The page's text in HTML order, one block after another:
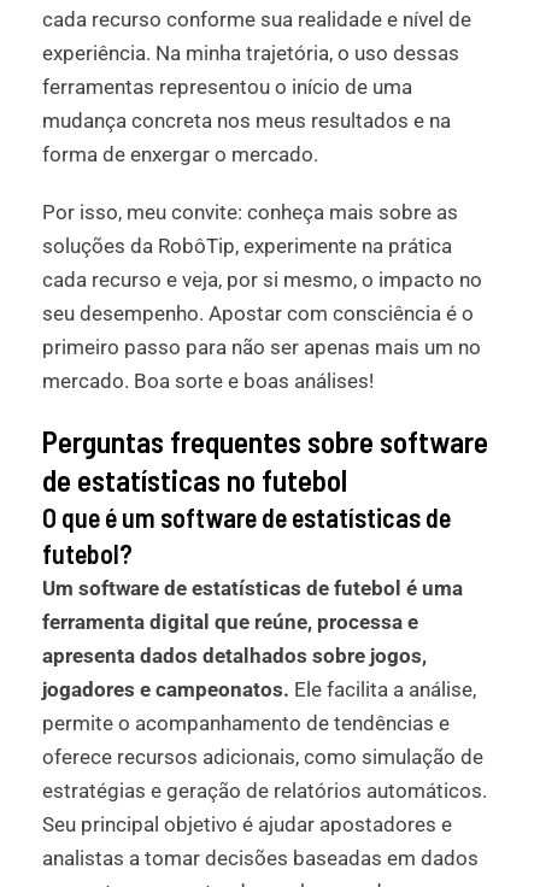
cada recurso conforme sua realidade e nível de
experiência. Na minha trajetória, o uso dessas
ferramentas representou o início de uma
mudança concreta nos meus resultados e na
forma de enxergar o mercado.
Por isso, meu convite: conheça mais sobre as
soluções da RobôTip, experimente na prática
cada recurso e veja, por si mesmo, o impacto no
seu desempenho. Apostar com consciência é o
primeiro passo para não ser apenas mais um no
mercado. Boa sorte e boas análises!
Perguntas frequentes sobre software
de estatísticas no futebol
O que é um software de estatísticas de
futebol?
Um software de estatísticas de futebol é uma
ferramenta digital que reúne, processa e
apresenta dados detalhados sobre jogos,
jogadores e campeonatos. Ele facilita a análise,
permite o acompanhamento de tendências e
oferece recursos adicionais, como simulação de
estratégias e geração de relatórios automáticos.
Seu principal objetivo é ajudar apostadores e
analistas a tomar decisões baseadas em dados